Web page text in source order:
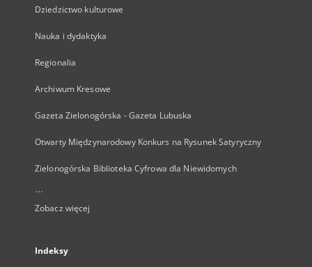
Dziedzictwo kulturowe
Nauka i dydaktyka
Regionalia
Archiwum Kresowe
Gazeta Zielonogórska - Gazeta Lubuska
Otwarty Międzynarodowy Konkurs na Rysunek Satyryczny
Zielonogórska Biblioteka Cyfrowa dla Niewidomych
...
Zobacz więcej
Indeksy